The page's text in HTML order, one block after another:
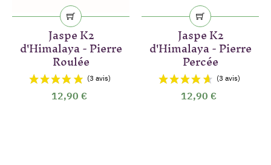
Jaspe K2
d'Himalaya - Pierre
Roulée
12,90 €
Jaspe K2
d'Himalaya - Pierre
Percée
12,90 €